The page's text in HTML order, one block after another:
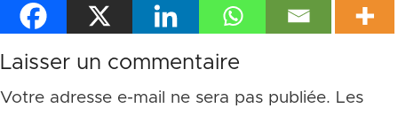
Laisser un commentaire
Votre adresse e-mail ne sera pas publiée. Les